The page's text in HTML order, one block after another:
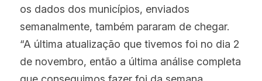
os dados dos municípios, enviados
semanalmente, também pararam de chegar.
“A última atualização que tivemos foi no dia 2
de novembro, então a última análise completa